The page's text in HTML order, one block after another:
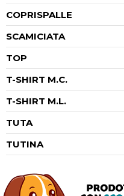
COPRISPALLE
SCAMICIATA
TOP
T-SHIRT M.C.
T-SHIRT M.L.
TUTA
TUTINA